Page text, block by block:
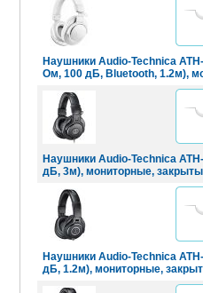
Наушники Audio-Technica
Ом, 100 дБ, Bluetooth, 1.2м),
Наушники Audio-Technica
дБ, 3м), мониторные,
Наушники Audio-Technica
дБ, 1.2м), мониторные,